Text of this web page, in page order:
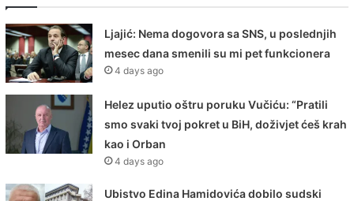
Ljajić: Nema dogovora sa SNS, u poslednjih
mesec dana smenili su mi pet funkcionera
4 days ago
Helez uputio oštru poruku Vučiću: “Pratili
smo svaki tvoj pokret u BiH, doživjet ćeš krah
kao i Orban
4 days ago
Ubistvo Edina Hamidovića dobilo sudski